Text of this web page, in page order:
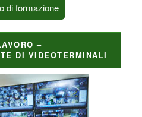
di formazione
–
DI VIDEOTERMINALI